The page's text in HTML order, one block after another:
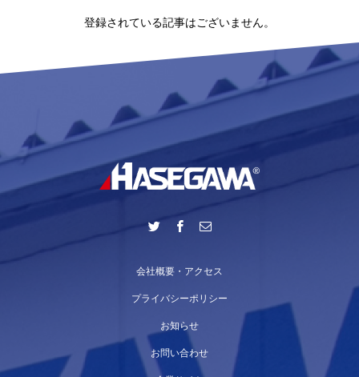
登録されている記事はございません。
会社概要・アクセス
プライバシーポリシー
お知らせ
お問い合わせ